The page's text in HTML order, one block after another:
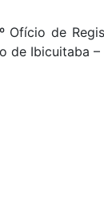
Ofício de
Ibicuitaba –